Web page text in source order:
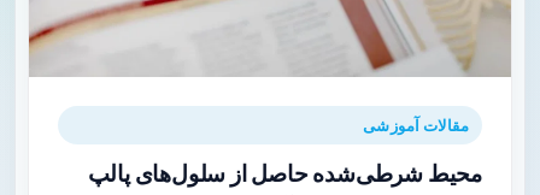
مقالات آموزشی
محیط شرطی‌شده حاصل از سلول‌های پالپ